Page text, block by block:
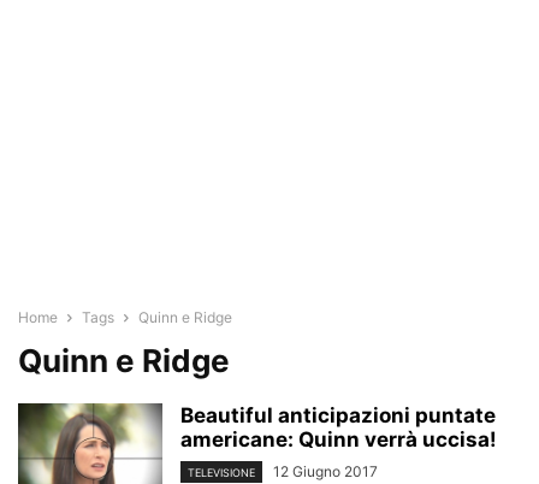
Home Tags Quinn e Ridge
Quinn e Ridge
Beautiful anticipazioni puntate
americane: Quinn verrà uccisa!
TELEVISIONE 12 Giugno 2017